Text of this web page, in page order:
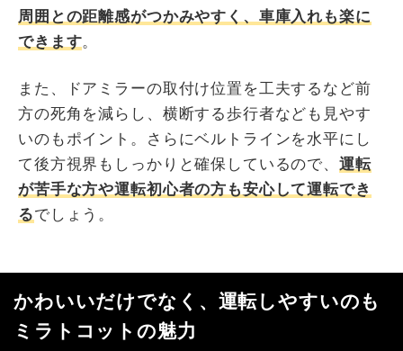
周囲との距離感がつかみやすく、車庫入れも楽に
できます。
また、ドアミラーの取付け位置を工夫するなど前
方の死角を減らし、横断する歩行者なども見やす
いのもポイント。さらにベルトラインを水平にし
て後方視界もしっかりと確保しているので、 運転
が苦手な方や運転初心者の方も安心して運転でき
るでしょう。
かわいいだけでなく、運転しやすいのも
ミラトコットの魅力